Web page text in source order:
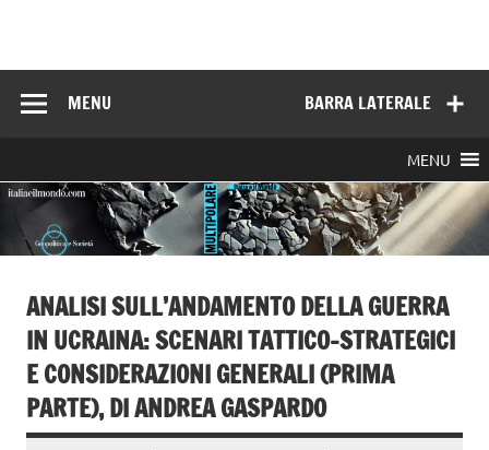
BARRA LATERALE
MENU
MENU
ANALISI SULL’ANDAMENTO DELLA GUERRA
IN UCRAINA: SCENARI TATTICO-STRATEGICI
E CONSIDERAZIONI GENERALI (PRIMA
PARTE), DI ANDREA GASPARDO